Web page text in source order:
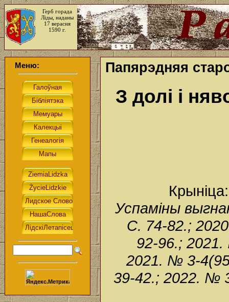
Герб горада
Ліды, наданы
17 верасня
1590 г.
Меню: Папярэдняя
З долі і
Успаміны
С. 74-82.;
92-96.;
2021. № 3-
39-42.; 2022. №